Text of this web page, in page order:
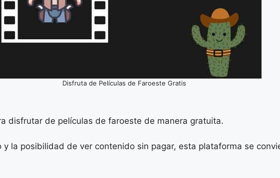
Disfruta de Películas de Faroeste Gratis
disfrutar de películas de faroeste de manera gratuita.
la posibilidad de ver contenido sin pagar, esta plataforma se